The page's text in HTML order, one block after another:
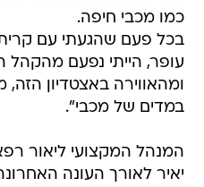
כמו מכבי חיפה.
בכל פעם שהגעתי עם
עופר, הייתי נפעם מהקהל
ומהאווירה באצטדיון
במדים של מכבי".
המנהל המקצועי ליאור
יאיר לאורך העונה